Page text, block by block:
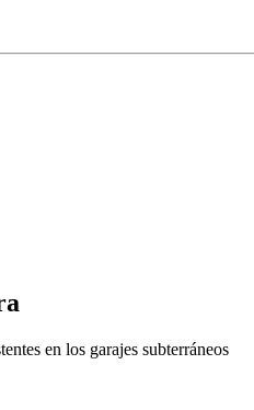
en los garajes subterráneos